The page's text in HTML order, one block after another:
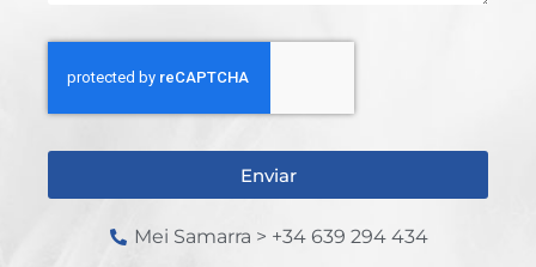
Enviar
Mei Samarra > +34 639 294 434